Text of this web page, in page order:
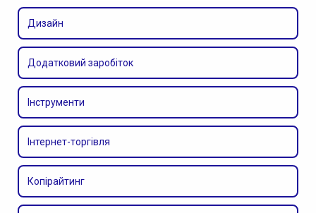
Дизайн
Додатковий заробіток
Інструменти
Інтернет-торгівля
Копірайтинг